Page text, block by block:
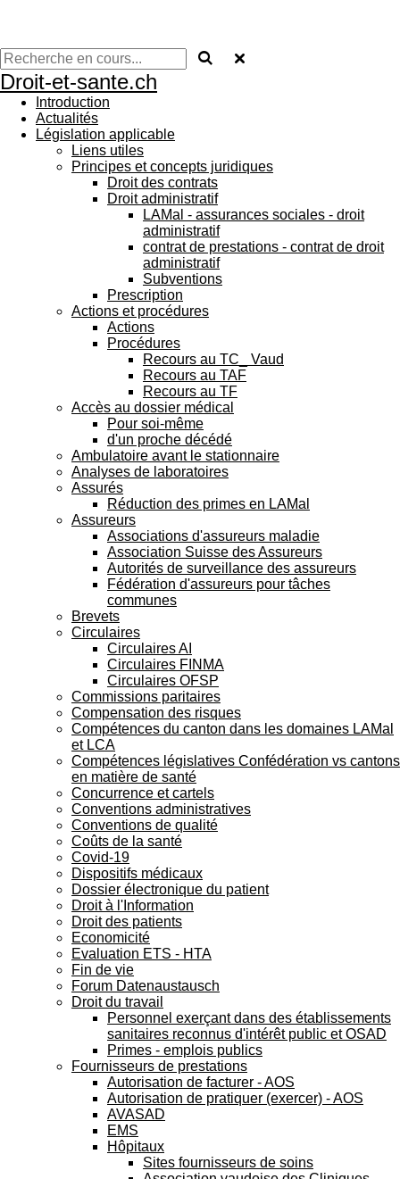
Droit-et-sante.ch
Introduction
Actualités
Législation applicable
Liens utiles
Principes et concepts juridiques
Droit des contrats
Droit administratif
LAMal - assurances sociales - droit
administratif
contrat de prestations - contrat de droit
administratif
Subventions
Prescription
Actions et procédures
Actions
Procédures
Recours au TC_ Vaud
Recours au TAF
Recours au TF
Accès au dossier médical
Pour soi-même
d'un proche décédé
Ambulatoire avant le stationnaire
Analyses de laboratoires
Assurés
Réduction des primes en LAMal
Assureurs
Associations d'assureurs maladie
Association Suisse des Assureurs
Autorités de surveillance des assureurs
Fédération d'assureurs pour tâches
communes
Brevets
Circulaires
Circulaires AI
Circulaires FINMA
Circulaires OFSP
Commissions paritaires
Compensation des risques
Compétences du canton dans les domaines LAMal
et LCA
Compétences législatives Confédération vs cantons
en matière de santé
Concurrence et cartels
Conventions administratives
Conventions de qualité
Coûts de la santé
Covid-19
Dispositifs médicaux
Dossier électronique du patient
Droit à l'Information
Droit des patients
Economicité
Evaluation ETS - HTA
Fin de vie
Forum Datenaustausch
Droit du travail
Personnel exerçant dans des établissements
sanitaires reconnus d'intérêt public et OSAD
Primes - emplois publics
Fournisseurs de prestations
Autorisation de facturer - AOS
Autorisation de pratiquer (exercer) - AOS
AVASAD
EMS
Hôpitaux
Sites fournisseurs de soins